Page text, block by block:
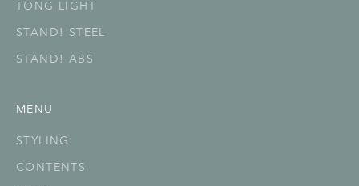
TONG LIGHT
STAND! STEEL
STAND! ABS
MENU
STYLING
CONTENTS